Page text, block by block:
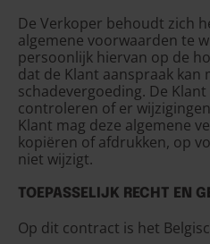
De Verkoper behoudt zich
algemene voorwaarden te
persoonlijk hiervan op de
dat de Klant aanspraak kan
schadevergoeding. De
controleren of er
Klant mag deze algemene
kopiëren of afdrukken, op
niet wijzigt.
TOEPASSELIJK RECHT EN
Op dit contract is het
Finland (EUR €)
Frankrijk (EUR €)
Gibraltar (GBP £)
Griekenland (EUR €)
Guernsey (GBP £)
Hongarije (HUF Ft)
IJsland (ISK kr)
Ierland (EUR €)